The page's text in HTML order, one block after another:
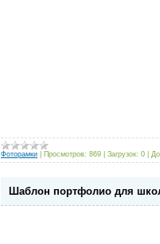
Фоторамки Просмотров: 869 Загрузок: 0
Шаблон портфолио для